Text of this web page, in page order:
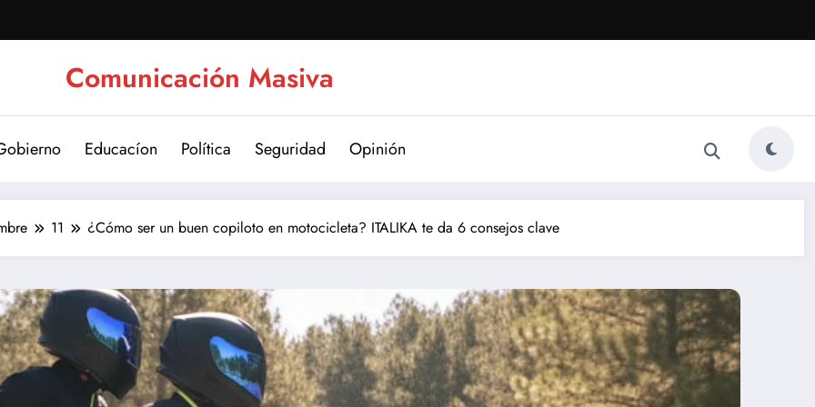
Comunicación Masiva
Educacíon Política Seguridad Opinión
11 ¿Cómo ser un buen copiloto en motocicleta? ITALIKA te da 6 consejos clave